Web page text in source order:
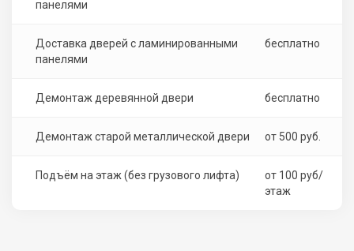
панелями
Доставка дверей с ламинированными
панелями
бесплатно
Демонтаж деревянной двери бесплатно
Демонтаж старой металлической двери от 500 руб.
Подъём на этаж (без грузового лифта)
от 100 руб/
этаж